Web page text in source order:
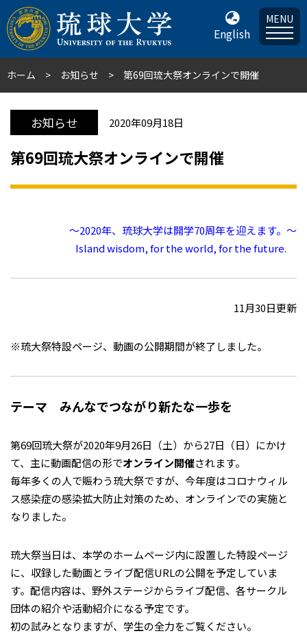
English
MENU
ホーム お知らせ 第69回琉大祭オンラインで開催
お知らせ 2020年09月18日
第69回琉大祭オンラインで開催
～2020年、琉球大学は開学70周年を迎えます。～
Island wisdom, for the world, for the future.
11月30日更新
※琉大祭特設ページ、動画の公開期間が終了しました。
テーマ みんなでつながり新たな一歩を
第69回琉大祭が2020年9月26日（土）から27日（日）にかけ
て、主に動画配信の形でオンライン開催されます。
毎年多くの人で賑わう琉大祭ですが、今年度はコロナウィル
ス感染症の感染拡大防止対策のため、オンラインでの実施と
なりました。
琉大祭当日は、本学のホームページ内に設置した特設ページ
に、収録した動画とライブ配信URLの公開を予定していま
す。配信内容は、野外ステージからライブ配信、各サークル
団体の紹介や活動紹介になる予定です。
初の試みとなりますが、学生の全力をご覧ください。